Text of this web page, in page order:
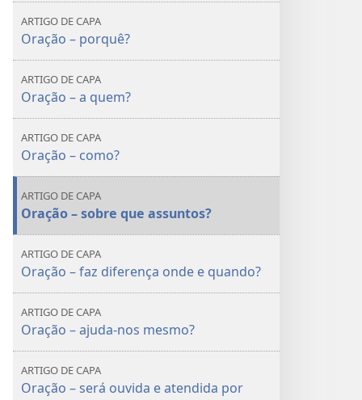
ARTIGO DE CAPA
Oração – porquê?
ARTIGO DE CAPA
Oração – a quem?
ARTIGO DE CAPA
Oração – como?
ARTIGO DE CAPA
Oração – sobre que assuntos?
ARTIGO DE CAPA
Oração – faz diferença onde e quando?
ARTIGO DE CAPA
Oração – ajuda-nos mesmo?
ARTIGO DE CAPA
Oração – será ouvida e atendida por